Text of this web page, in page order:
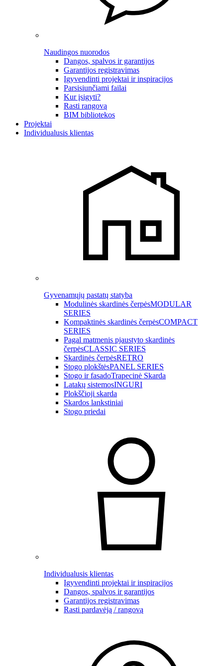
Naudingos nuorodos
Dangos, spalvos ir garantijos
Garantijos registravimas
Įgyvendinti projektai ir inspiracijos
Parsisiunčiami failai
Kur įsigyti?
Rasti rangovą
BIM bibliotekos
Projektai
Individualusis klientas
Gyvenamųjų pastatų statyba
Modulinės skardinės čerpėsMODULAR
SERIES
Kompaktinės skardinės čerpėsCOMPACT
SERIES
Pagal matmenis pjaustyto skardinės
čerpėsCLASSIC SERIES
Skardinės čerpėsRETRO
Stogo plokštėsPANEL SERIES
Stogo ir fasadoTrapecinė Skarda
Latakų sistemosINGURI
Plokščioji skarda
Skardos lankstiniai
Stogo priedai
Individualusis klientas
Įgyvendinti projektai ir inspiracijos
Dangos, spalvos ir garantijos
Garantijos registravimas
Rasti pardavėją / rangovą